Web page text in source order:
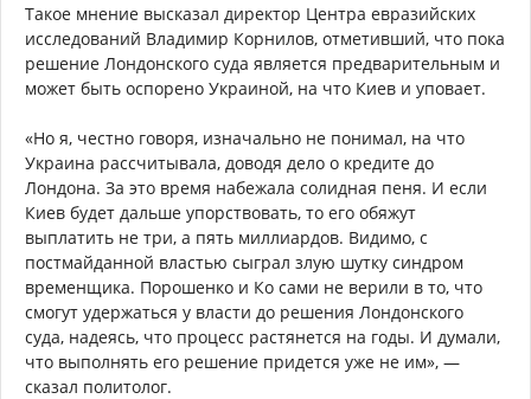
Такое мнение высказал директор Центра евразийских
исследований Владимир Корнилов, отметивший, что пока
решение Лондонского суда является предварительным и
может быть оспорено Украиной, на что Киев и уповает.
«Но я, честно говоря, изначально не понимал, на что
Украина рассчитывала, доводя дело о кредите до
Лондона. За это время набежала солидная пеня. И если
Киев будет дальше упорствовать, то его обяжут
выплатить не три, а пять миллиардов. Видимо, с
постмайданной властью сыграл злую шутку синдром
временщика. Порошенко и Ко сами не верили в то, что
смогут удержаться у власти до решения Лондонского
суда, надеясь, что процесс растянется на годы. И думали,
что выполнять его решение придется уже не им», —
сказал политолог.